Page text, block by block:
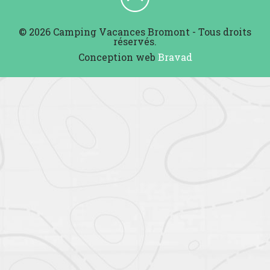
© 2026 Camping Vacances Bromont - Tous droits
réservés.
Conception web Bravad